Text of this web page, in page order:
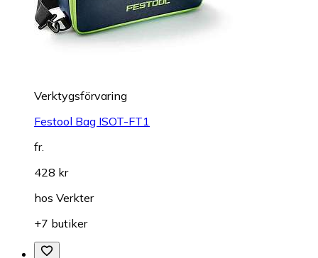
Verktygsförvaring
Festool Bag ISOT-FT1
fr.
428 kr
hos Verkter
+7 butiker